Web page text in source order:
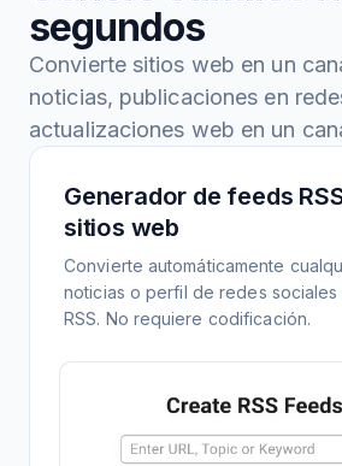
segundos
Convierte sitios web en un
noticias, publicaciones en
actualizaciones web en un
Generador de feeds
sitios web
Convierte automáticamente
noticias o perfil de redes sociales
RSS. No requiere codificación.